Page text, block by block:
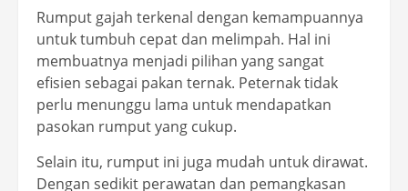
Rumput gajah terkenal dengan kemampuannya
untuk tumbuh cepat dan melimpah. Hal ini
membuatnya menjadi pilihan yang sangat
efisien sebagai pakan ternak. Peternak tidak
perlu menunggu lama untuk mendapatkan
pasokan rumput yang cukup.
Selain itu, rumput ini juga mudah untuk dirawat.
Dengan sedikit perawatan dan pemangkasan